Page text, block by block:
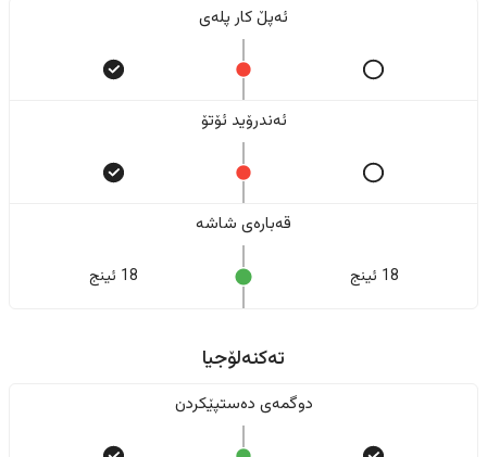
ئەپڵ کار پلەی
ئەندرۆید ئۆتۆ
قەبارەی شاشە
18 ئینج 18 ئینج
تەکنەلۆجیا
دوگمەی دەستپێکردن